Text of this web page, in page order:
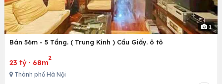
1
Bán 56m - 5 Tầng. ( Trung Kính ) Cầu Giấy. ô tô
23 tỷ · 68m
2
Thành phố Hà Nội